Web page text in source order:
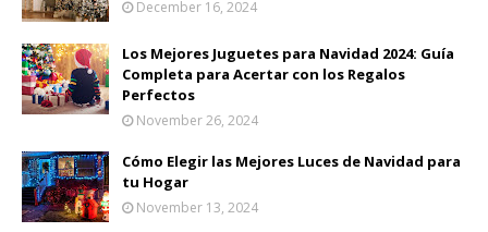
December 16, 2024
Los Mejores Juguetes para Navidad 2024: Guía
Completa para Acertar con los Regalos
Perfectos
November 26, 2024
Cómo Elegir las Mejores Luces de Navidad para
tu Hogar
November 13, 2024